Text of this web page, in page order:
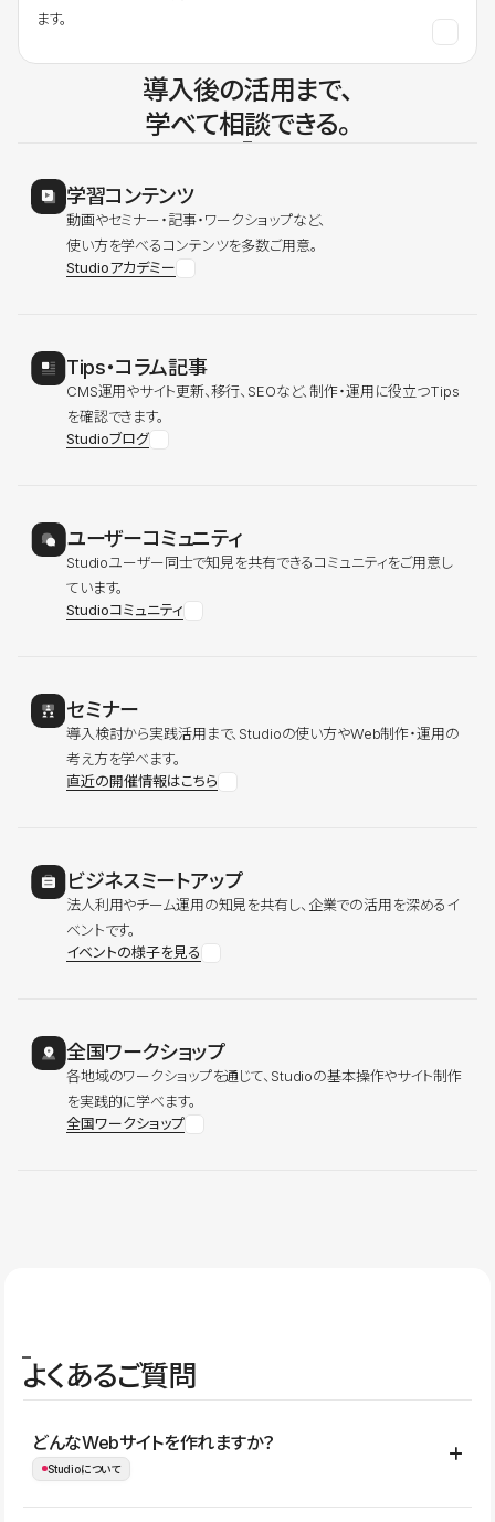
ます。
導入後の活用まで、
学べて相談できる。
学習コンテンツ
動画やセミナー・記事・ワークショップなど、
使い方を学べるコンテンツを多数ご用意。
Studioアカデミー
Tips・コラム記事
CMS運用やサイト更新、移行、SEOなど、制作・運用に役立つTips
を確認できます。
Studioブログ
ユーザーコミュニティ
Studioユーザー同士で知見を共有できるコミュニティをご用意し
ています。
Studioコミュニティ
セミナー
導入検討から実践活用まで、Studioの使い方やWeb制作・運用の
考え方を学べます。
直近の開催情報はこちら
ビジネスミートアップ
法人利用やチーム運用の知見を共有し、企業での活用を深めるイ
ベントです。
イベントの様子を見る
全国ワークショップ
各地域のワークショップを通じて、Studioの基本操作やサイト制作
を実践的に学べます。
全国ワークショップ
よくあるご質問
どんなWebサイトを作れますか？
Studioについて